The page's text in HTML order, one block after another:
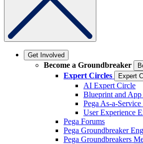
Get Involved
Become a Groundbreaker
Expert Circles Expert
AI Expert Circle
Blueprint and
Pega As-a-
User Experience
Pega Forums
Pega Groundbreaker
Pega Groundbreakers